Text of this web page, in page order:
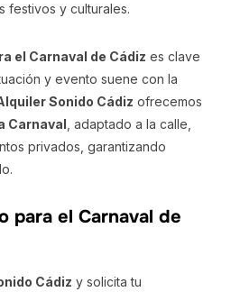
festivos y culturales.
el Carnaval de Cádiz es clave
y evento suene con la
Sonido Cádiz ofrecemos
Carnaval , adaptado a la calle,
privados, garantizando
para el Carnaval de
Cádiz y solicita tu